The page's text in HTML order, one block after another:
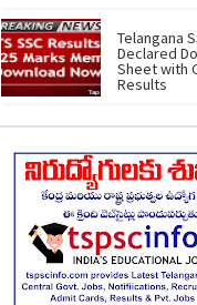
Telangana
Declared
Sheet with
Results